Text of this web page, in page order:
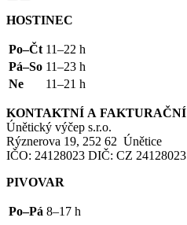
HOSTINEC
Po–Čt 11–22 h
Pá–So 11–23 h
Ne
11–21 h
KONTAKTNÍ A FAKTURAČNÍ
Únětický výčep s.r.o.
Rýznerova 19, 252 62 Únětice
IČO: 24128023 DIČ: CZ 24128023
PIVOVAR
Po–Pá 8–17 h